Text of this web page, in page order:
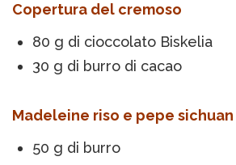
Copertura del cremoso
80 g di cioccolato Biskelia
30 g di burro di cacao
Madeleine riso e pepe sichuan
50 g di burro